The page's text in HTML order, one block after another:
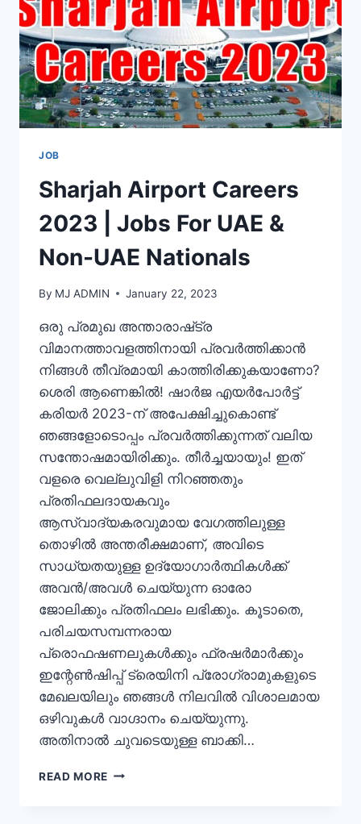
(JAN
2023)
JOB
Sharjah Airport Careers
2023 | Jobs For UAE &
Non-UAE Nationals
By MJ ADMIN January 22, 2023
ഒരു പ്രമുഖ അന്താരാഷ്‌ട്ര
വിമാനത്താവളത്തിനായി പ്രവർത്തിക്കാൻ
നിങ്ങൾ തീവ്രമായി കാത്തിരിക്കുകയാണോ?
ശെരി ആണെങ്കിൽ! ഷാർജ എയർപോർട്ട്
കരിയർ 2023-ന് അപേക്ഷിച്ചുകൊണ്ട്
ഞങ്ങളോടൊപ്പം പ്രവർത്തിക്കുന്നത് വലിയ
സന്തോഷമായിരിക്കും. തീർച്ചയായും! ഇത്
വളരെ വെല്ലുവിളി നിറഞ്ഞതും
പ്രതിഫലദായകവും
ആസ്വാദ്യകരവുമായ വേഗത്തിലുള്ള
തൊഴിൽ അന്തരീക്ഷമാണ്, അവിടെ
സാധ്യതയുള്ള ഉദ്യോഗാർത്ഥികൾക്ക്
അവൻ/അവൾ ചെയ്യുന്ന ഓരോ
ജോലിക്കും പ്രതിഫലം ലഭിക്കും. കൂടാതെ,
പരിചയസമ്പന്നരായ
പ്രൊഫഷണലുകൾക്കും ഫ്രഷർമാർക്കും
ഇന്റേൺഷിപ്പ് ട്രെയിനി പ്രോഗ്രാമുകളുടെ
മേഖലയിലും ഞങ്ങൾ നിലവിൽ വിശാലമായ
ഒഴിവുകൾ വാഗ്ദാനം ചെയ്യുന്നു.
അതിനാൽ ചുവടെയുള്ള ബാക്കി…
READ MORE SHARJAH